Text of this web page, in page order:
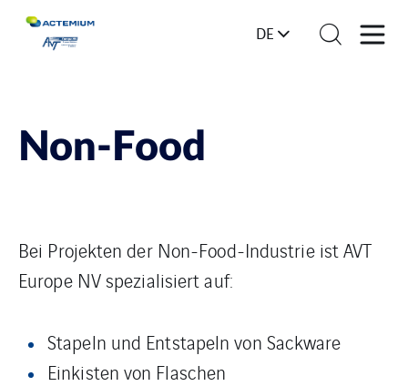
DE
Non-Food
Bei Projekten der Non-Food-Industrie ist AVT
Europe NV spezialisiert auf:
Stapeln und Entstapeln von Sackware
Einkisten von Flaschen